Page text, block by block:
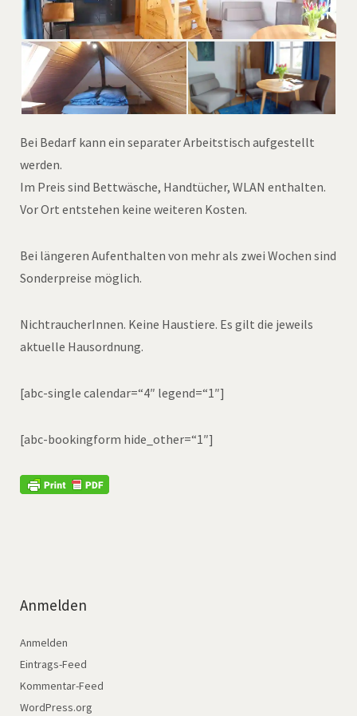
Bei Bedarf kann ein separater Arbeitstisch aufgestellt
werden.
Im Preis sind Bettwäsche, Handtücher, WLAN enthalten.
Vor Ort entstehen keine weiteren Kosten.
Bei längeren Aufenthalten von mehr als zwei Wochen sind
Sonderpreise möglich.
NichtraucherInnen. Keine Haustiere. Es gilt die jeweils
aktuelle Hausordnung.
[abc-single calendar=“4″ legend=“1″]
[abc-bookingform hide_other=“1″]
Anmelden
Anmelden
Eintrags-Feed
Kommentar-Feed
WordPress.org